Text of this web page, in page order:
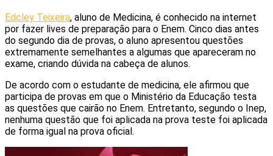
Edcley Teixeira, aluno de Medicina, é conhecido na internet
por fazer lives de preparação para o Enem. Cinco dias antes
do segundo dia de provas, o aluno apresentou questões
extremamente semelhantes a algumas que apareceram no
exame, criando dúvida na cabeça de alunos.
De acordo com o estudante de medicina, ele afirmou que
participa de provas em que o Ministério da Educação testa
as questões que cairão no Enem. Entretanto, segundo o Inep,
nenhuma questão que foi aplicada na prova teste foi aplicada
de forma igual na prova oficial.